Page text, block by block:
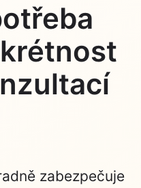
zabezpečuje